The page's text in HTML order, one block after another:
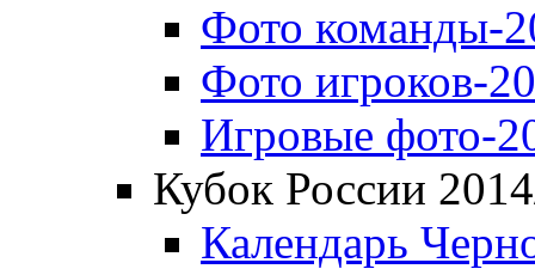
Фото команды-
Фото игроков-
Игровые фото-
Кубок России
Календарь